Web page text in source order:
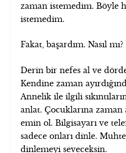
zaman istemedim. Böyle
istemedim.
Fakat, başardım. Nasıl mı?
Derin bir nefes al ve
Kendine zaman
Annelik ile ilgili
anlat. Çocuklarına zaman
emin ol. Bilgisayarı ve
sadece onları dinle.
dinlemeyi seveceksin.